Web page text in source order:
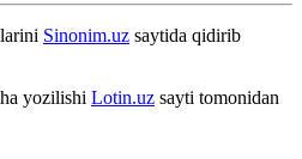
Sinonim.uz saytida qidirib
yozilishi Lotin.uz sayti tomonidan